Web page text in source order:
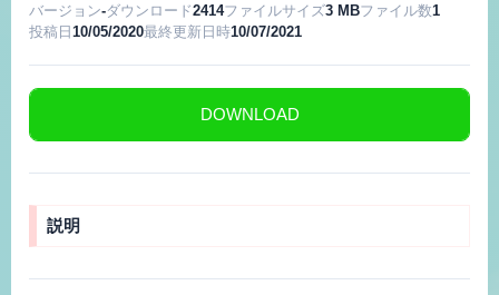
バージョン-ダウンロード2414ファイルサイズ3 MBファイル数1
投稿日 10/05/2020最終更新日時10/07/2021
DOWNLOAD
説明